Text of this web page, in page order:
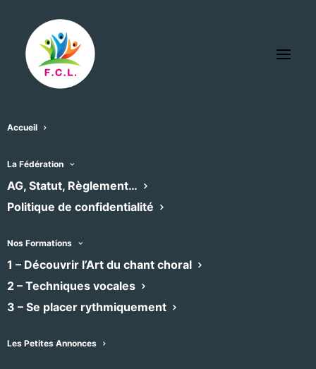
Accueil
La Fédération
AG, Statut, Règlement…
Politique de confidentialité
Nos Formations
1 – Découvrir l’Art du chant choral
2 – Techniques vocales
3 – Se placer rythmiquement
Les Petites Annonces
« Tous les Évènements
concert baroque de fin
d annee le 14
décembre 2025 à 18h30